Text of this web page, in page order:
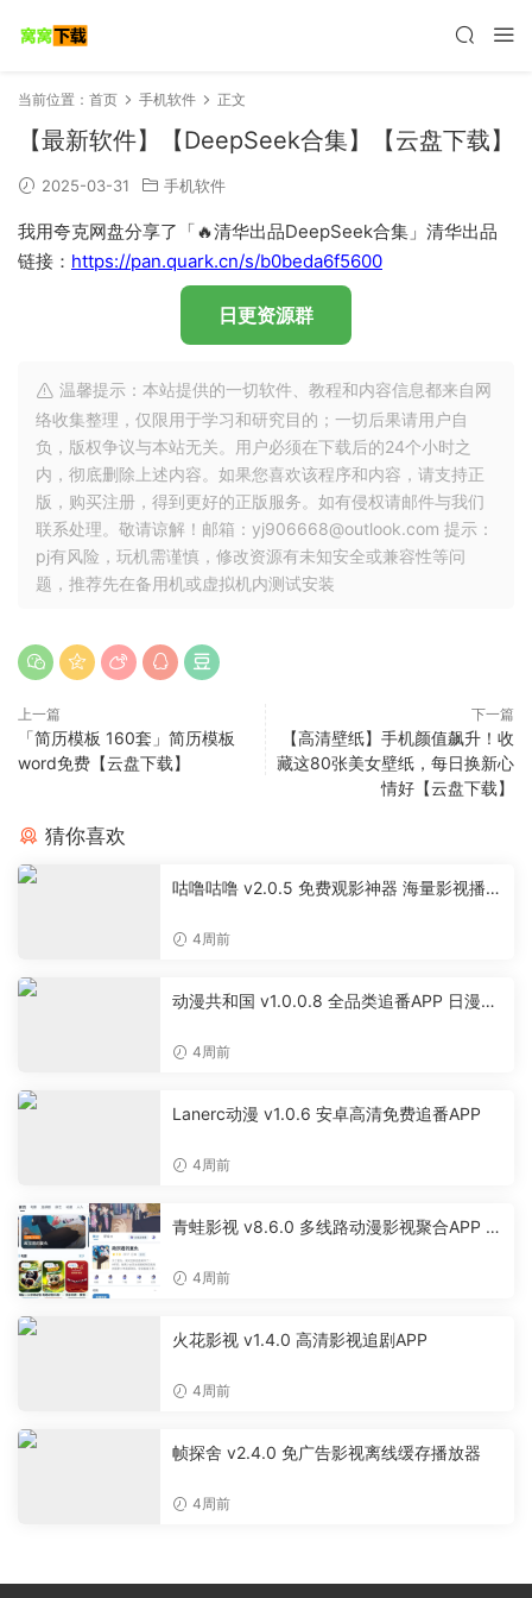
当前位置： 首页 手机软件 正文
【最新软件】【DeepSeek合集】【云盘下载】
2025-03-31 手机软件
我用夸克网盘分享了「🔥清华出品DeepSeek合集」清华出品
链接： https://pan.quark.cn/s/b0beda6f5600
日更资源群
温馨提示：本站提供的一切软件、教程和内容信息都来自网
络收集整理，仅限用于学习和研究目的；一切后果请用户自
负，版权争议与本站无关。用户必须在下载后的24个小时之
内，彻底删除上述内容。如果您喜欢该程序和内容，请支持正
版，购买注册，得到更好的正版服务。如有侵权请邮件与我们
联系处理。敬请谅解！邮箱：yj906668@outlook.com 提示：
pj有风险，玩机需谨慎，修改资源有未知安全或兼容性等问
题，推荐先在备用机或虚拟机内测试安装
上一篇
「简历模板 160套」简历模板
word免费【云盘下载】
下一篇
【高清壁纸】手机颜值飙升！收
藏这80张美女壁纸，每日换新心
情好【云盘下载】
猜你喜欢
咕噜咕噜 v2.0.5 免费观影神器 海量影视播放
4周前
动漫共和国 v1.0.0.8 全品类追番APP 日漫国
4周前
Lanerc动漫 v1.0.6 安卓高清免费追番APP
4周前
青蛙影视 v8.6.0 多线路动漫影视聚合APP 免
4周前
火花影视 v1.4.0 高清影视追剧APP
4周前
帧探舍 v2.4.0 免广告影视离线缓存播放器
4周前